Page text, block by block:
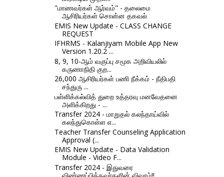
"மாணவர்கள் ஆர்வம்" - தலைமை
ஆசிரியர்கள் சொன்ன தகவல்
EMIS New Update - CLASS CHANGE
REQUEST
IFHRMS - Kalanjiyam Mobile App New
Version 1.20.2 ...
8, 9, 10-ஆம் வகுப்பு சமூக அறிவியலில்
கருணாநிதி குற...
26,000 ஆசிரியர்கள் பணி நீக்கம் - நீதிபதி
சந்துரு ...
பள்ளிக்கல்வித் துறை உத்தரவு மனவேதனை
அளிக்கிறது - ...
Transfer 2024 - மாறுதல் கலந்தாய்வில்
கலந்துகொள்ள எ...
Teacher Transfer Counseling Application
Approval (...
EMIS New Update - Data Validation
Module - Video F...
Transfer 2024 - இதுவரை
விண்ணப்பித்தவர்களின் விவரம்!!